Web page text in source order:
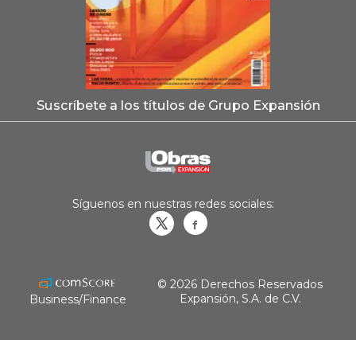
Suscríbete a los títulos de Grupo Expansión
Síguenos en nuestras redes sociales:
Business/Finance
© 2026 Derechos Reservados
Expansión, S.A. de C.V.